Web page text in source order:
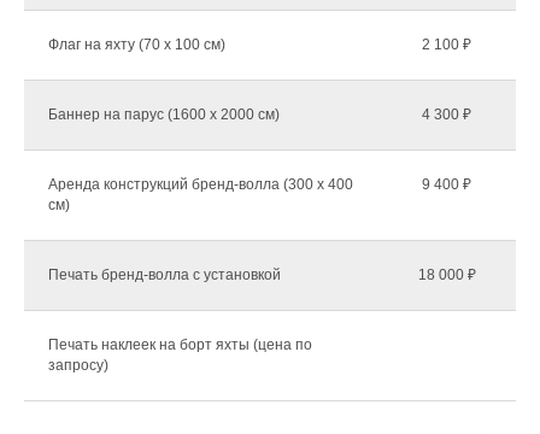
Флаг на яхту (70 х 100 см) 2 100 ₽
Баннер на парус (1600 х 2000 см) 4 300 ₽
Аренда конструкций бренд-волла (300 х 400
см)
9 400 ₽
Печать бренд-волла с установкой 18 000 ₽
Печать наклеек на борт яхты (цена по
запросу)